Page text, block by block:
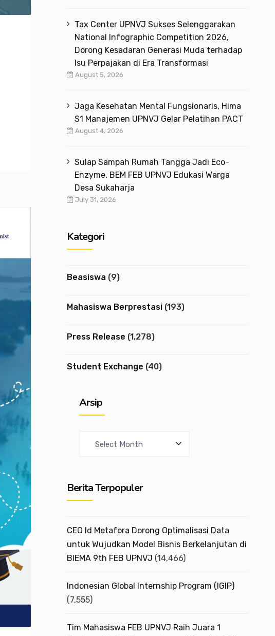
Tax Center UPNVJ Sukses Selenggarakan
National Infographic Competition 2026,
Dorong Kesadaran Generasi Muda terhadap
Isu Perpajakan di Era Transformasi
August 5, 2026
Jaga Kesehatan Mental Fungsionaris, Hima
S1 Manajemen UPNVJ Gelar Pelatihan PACT
August 4, 2026
Sulap Sampah Rumah Tangga Jadi Eco-
Enzyme, BEM FEB UPNVJ Edukasi Warga
Desa Sukaharja
July 31, 2026
Kategori
Beasiswa (9)
Mahasiswa Berprestasi(193)
Press Release (1,278)
Student Exchange (40)
Arsip
h
v
e
s
Berita Terpopuler
CEO Id Metafora Dorong Optimalisasi Data
untuk Wujudkan Model Bisnis Berkelanjutan di
BIEMA 9th FEB UPNVJ (14,466)
Indonesian Global Internship Program (IGIP)
(7,555)
Tim Mahasiswa FEB UPNVJ Raih Juara 1